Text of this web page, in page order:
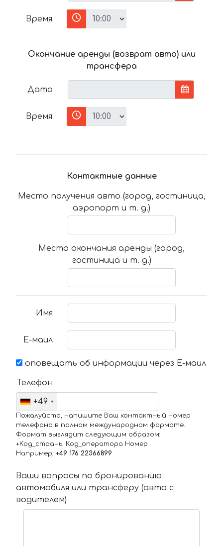
Время
Окончание аренды (возврат авто) или
трансфера
Дата
Время
Контактные данные
Место получения авто (город, гостиница,
аэропорт и т. д.)
Место окончания аренды (город,
гостиница и т. д.)
Имя
Е-маил
оповещать об информации через Е-маил
Телефон
+49
Пожалуйста, напишите Ваш контактный номер
телефона в полном международном формате.
Формат выглядит следующим образом:
+Код_страны Код_оператора Номер
Например, +49 176 22366899
Ваши вопросы по бронированию
автомобиля или трансферу (авто с
водителем)